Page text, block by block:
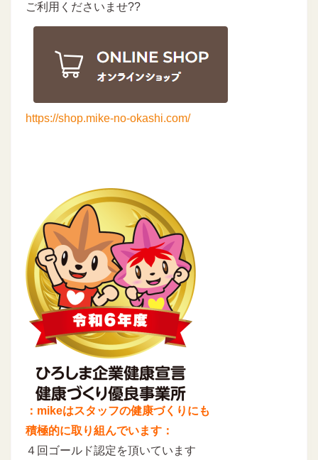
ご利用くださいませ??
https://shop.mike-no-okashi.com/
：mikeはスタッフの健康づくりにも
積極的に取り組んでいます：
４回ゴールド認定を頂いています